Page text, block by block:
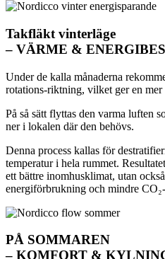
Takfläkt vinterläge
– VÄRME &
Under de kalla månaderna
rotations-riktning, vilket ger en
På så sätt flyttas den varma luften
ner i lokalen där den behövs.
Denna process kallas för
temperatur i hela rummet.
ett bättre inomhusklimat, utan
energiförbrukning och mindre
PÅ SOMMAREN
– KOMFORT &